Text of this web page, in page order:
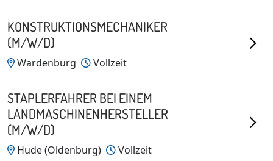
KONSTRUKTIONSMECHANIKER
(M/W/D)
Wardenburg Vollzeit
STAPLERFAHRER BEI EINEM
LANDMASCHINENHERSTELLER
(M/W/D)
Hude (Oldenburg) Vollzeit